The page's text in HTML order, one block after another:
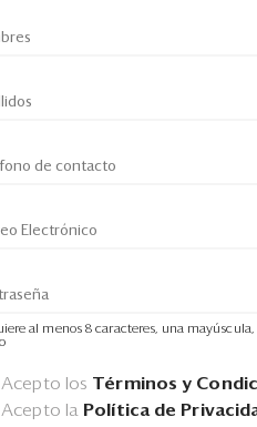
al menos 8 caracteres, una
Acepto los Términos y
Acepto la Política de